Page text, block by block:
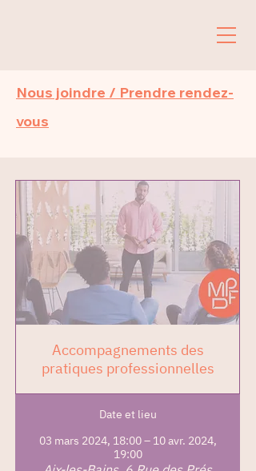
Nous joindre / Prendre rendez-
vous
Accompagnements des
pratiques professionnelles
Date et lieu
03 mars 2024, 18:00 – 10 avr. 2024,
19:00